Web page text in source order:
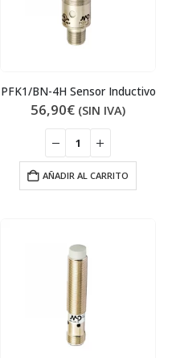
PFK1/BN-4H Sensor Inductivo
56,90€ (SIN IVA)
AÑADIR AL CARRITO